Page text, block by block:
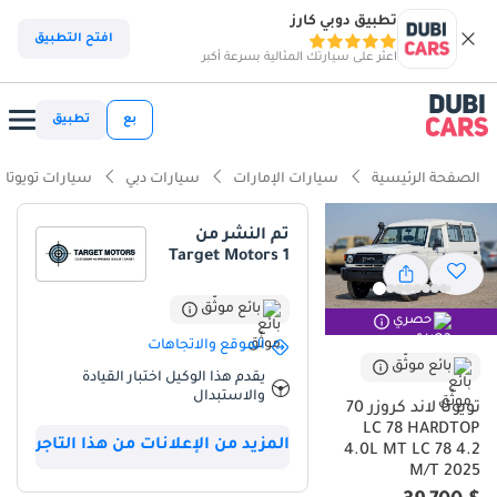
تطبيق دوبي كارز
اعثر على سيارتك المثالية بسرعة أكبر
افتح التطبيق
بع تطبيق
الصفحة الرئيسية سيارات الإمارات سيارات دبي سيارات تويوتا
حصري
بائع موثّق
تويوتا لاند كروزر 70
LC 78 HARDTOP
4.0L MT LC 78 4.2
M/T 2025
تم النشر من
Target Motors 1
بائع موثّق
الموقع والاتجاهات
يقدم هذا الوكيل اختبار القيادة
والاستبدال
المزيد من الإعلانات من هذا التاجر
ذكاء دوبي كارز
ذكاء دوبيكارز
قدرات دفع رباعي حقيقية
أقل معدل استهلاك للقيمة في فئتها
سعة تحميل رائدة في فئتها
ملخص
استثنائياً لمن يبحث عن مركبة تجمع بين القوة التاريخية والموثوقية
المطلقة في ظروف الخليج الصعبة. هذا الموديل الجديد يحافظ على